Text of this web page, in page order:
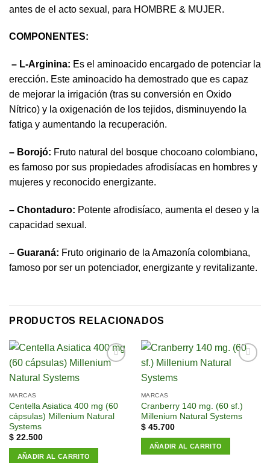
antes de el acto sexual, para HOMBRE & MUJER.
COMPONENTES:
– L-Arginina: Es el aminoacido encargado de potenciar la
erección. Este aminoacido ha demostrado que es capaz
de mejorar la irrigación (tras su conversión en Oxido
Nítrico) y la oxigenación de los tejidos, disminuyendo la
fatiga y aumentando la recuperación.
– Borojó: Fruto natural del bosque chocoano colombiano,
es famoso por sus propiedades afrodisíacas en hombres y
mujeres y reconocido energizante.
– Chontaduro: Potente afrodisíaco, aumenta el deseo y la
capacidad sexual.
– Guaraná: Fruto originario de la Amazonía colombiana,
famoso por ser un potenciador, energizante y revitalizante.
PRODUCTOS RELACIONADOS
MARCAS
Centella Asiatica 400 mg (60
cápsulas) Millenium Natural
Systems
$22.500
AÑADIR AL CARRITO
MARCAS
Cranberry 140 mg. (60 sf.)
Millenium Natural Systems
$45.700
AÑADIR AL CARRITO